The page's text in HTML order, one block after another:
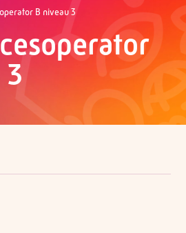
B niveau 3